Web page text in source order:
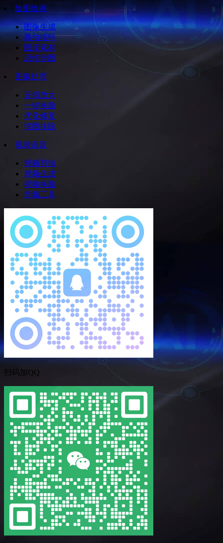
绘图绘画
图像生成
商拍模特
图库素材
思维导图
图像处理
无损放大
一键换脸
优化修复
抠图抹除
视频语音
视频剪辑
视频生成
视频换脸
音频工具
扫码加QQ